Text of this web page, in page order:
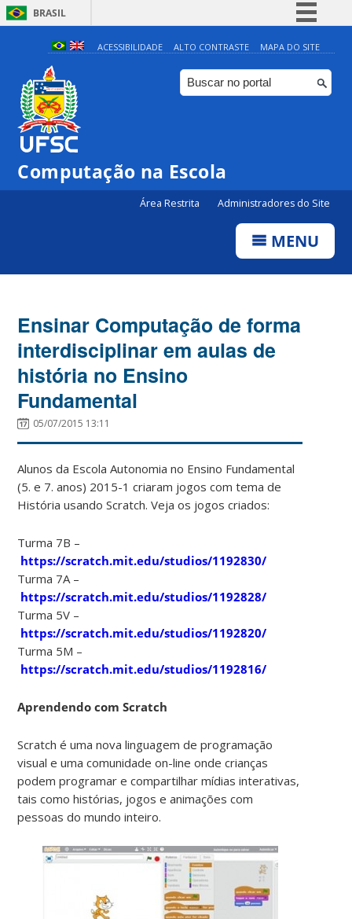
BRASIL
Simplifique!
Comunica BR
Participe
ACESSIBILIDADE ALTO CONTRASTE MAPA DO SITE
Computação na Escola
Área Restrita Administradores do Site
MENU
Ensinar Computação de forma
interdisciplinar em aulas de
história no Ensino
Fundamental
05/07/2015 13:11
Alunos da Escola Autonomia no Ensino Fundamental
(5. e 7. anos) 2015-1 criaram jogos com tema de
História usando Scratch. Veja os jogos criados:
Turma 7B –
https://scratch.mit.edu/studios/1192830/
Turma 7A –
https://scratch.mit.edu/studios/1192828/
Turma 5V –
https://scratch.mit.edu/studios/1192820/
Turma 5M –
https://scratch.mit.edu/studios/1192816/
Aprendendo com Scratch
Scratch é uma nova linguagem de programação
visual e uma comunidade on-line onde crianças
podem programar e compartilhar mídias interativas,
tais como histórias, jogos e animações com
pessoas do mundo inteiro.